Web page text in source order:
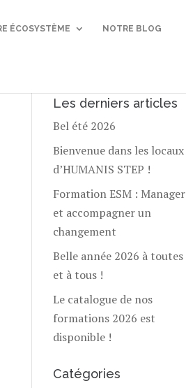
ÉCOSYSTÈME NOTRE BLOG
Les derniers articles
Bel été 2026
Bienvenue dans les locaux
d’HUMANIS STEP !
Formation ESM : Manager
et accompagner un
changement
Belle année 2026 à toutes
et à tous !
Le catalogue de nos
formations 2026 est
disponible !
Catégories